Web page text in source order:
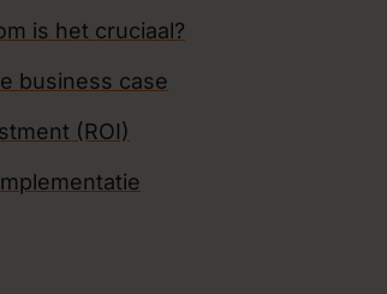
is het cruciaal?
business case
(ROI)